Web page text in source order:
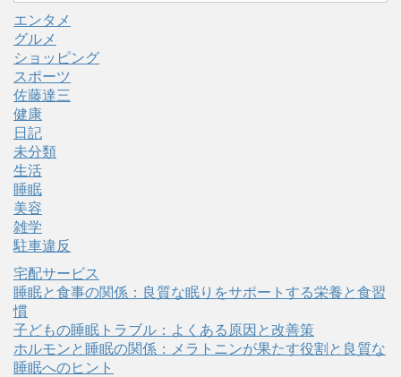
エンタメ
グルメ
ショッピング
スポーツ
佐藤達三
健康
日記
未分類
生活
睡眠
美容
雑学
駐車違反
宅配サービス
睡眠と食事の関係：良質な眠りをサポートする栄養と食習
慣
子どもの睡眠トラブル：よくある原因と改善策
ホルモンと睡眠の関係：メラトニンが果たす役割と良質な
睡眠へのヒント